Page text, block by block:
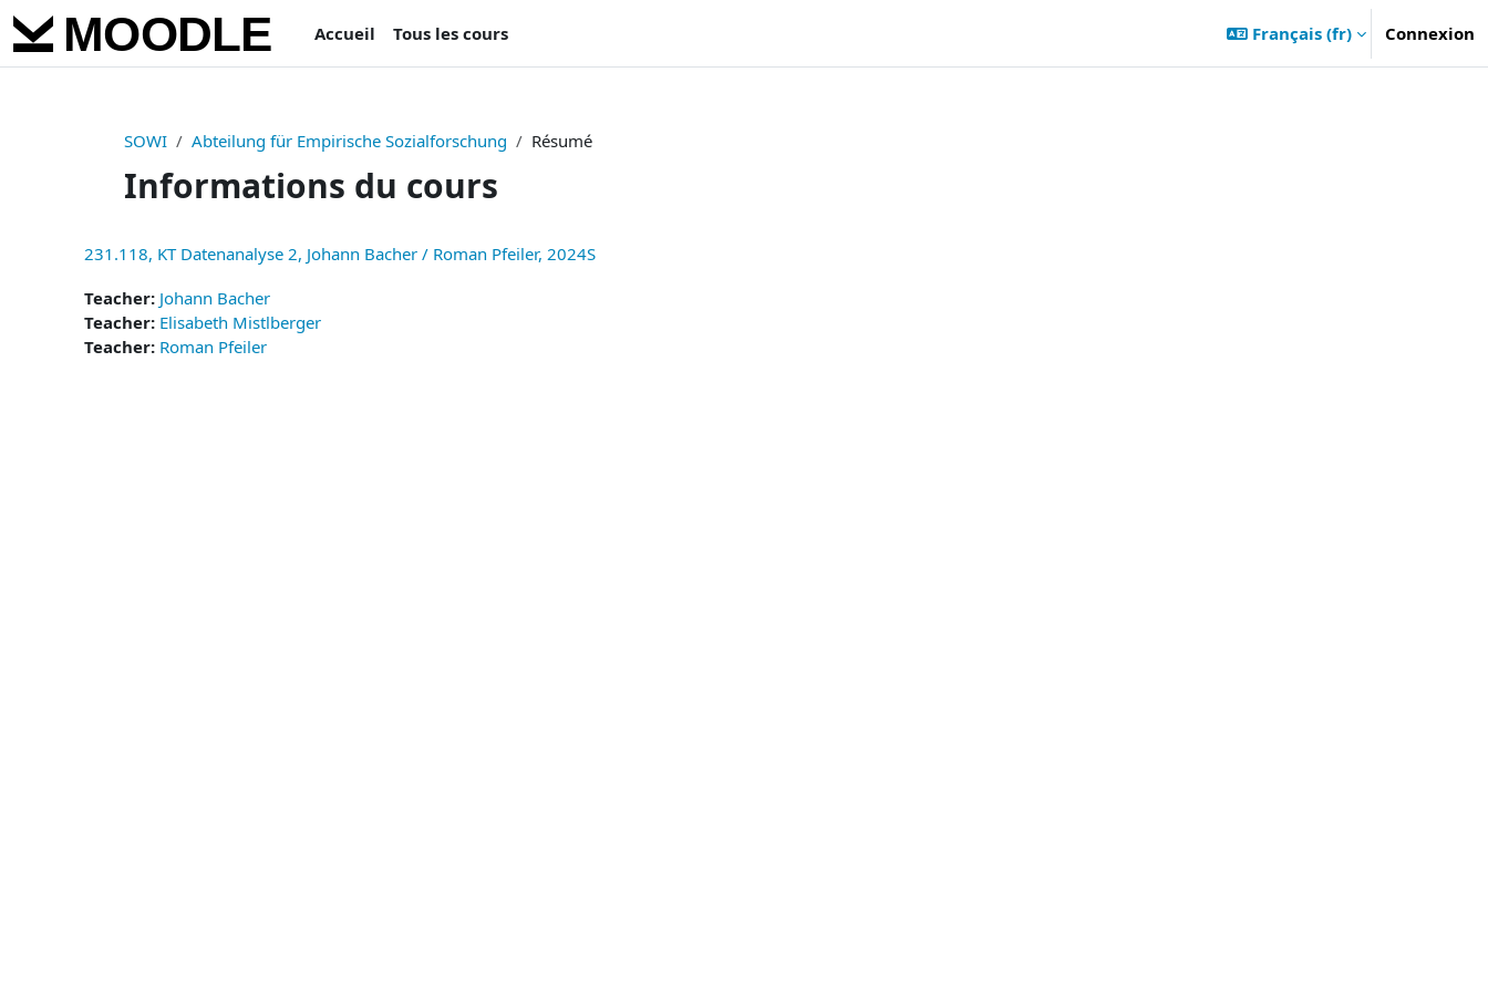
Passer au contenu principal
Accueil
Tous les cours Français ‎(fr)‎ Connexion
SOWI Abteilung für Empirische Sozialforschung Résumé
Informations du cours
231.118, KT Datenanalyse 2, Johann Bacher / Roman Pfeiler, 2024S
Teacher: Johann Bacher
Teacher: Elisabeth Mistlberger
Teacher: Roman Pfeiler